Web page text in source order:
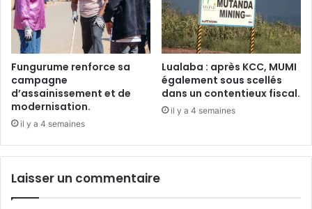
Fungurume renforce sa
campagne
d’assainissement et de
modernisation.
il y a 4 semaines
Lualaba : après KCC, MUMI
également sous scellés
dans un contentieux fiscal.
il y a 4 semaines
Laisser un commentaire